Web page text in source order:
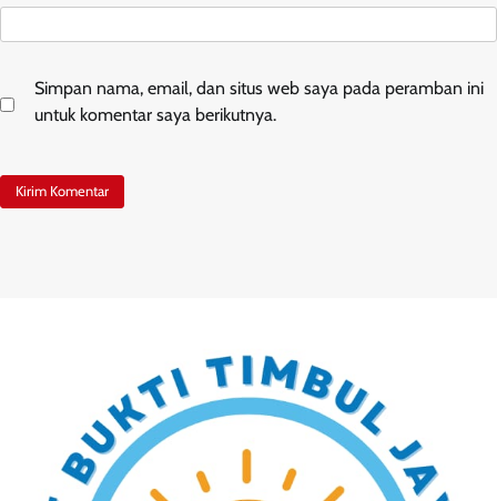
Simpan nama, email, dan situs web saya pada peramban ini
untuk komentar saya berikutnya.